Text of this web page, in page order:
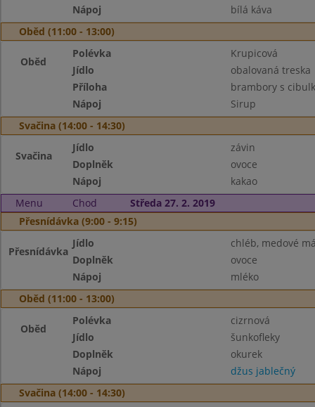
Nápoj
bílá káva
Oběd (11:00 - 13:00)
Oběd
Polévka
Krupicová
Jídlo
obalovaná treska
Příloha
brambory s
Nápoj
Sirup
Svačina (14:00 - 14:30)
Svačina
Jídlo
závin
Doplněk
ovoce
Nápoj
kakao
Menu
Chod
Středa 27. 2. 2019
Přesnídávka (9:00 - 9:15)
Přesnídávka
Jídlo
chléb, medové
Doplněk
ovoce
Nápoj
mléko
Oběd (11:00 - 13:00)
Oběd
Polévka
cizrnová
Jídlo
šunkofleky
Doplněk
okurek
Nápoj
džus jablečný
Svačina (14:00 - 14:30)